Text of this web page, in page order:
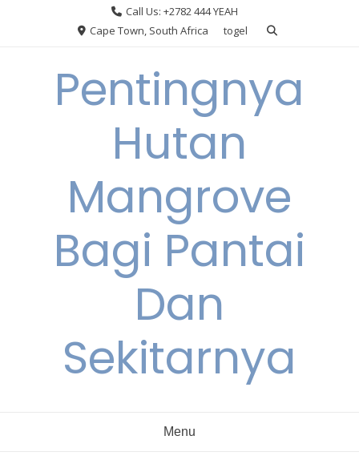
Call Us: +2782 444 YEAH
Cape Town, South Africa
togel
Pentingnya
Hutan
Mangrove
Bagi Pantai
Dan
Sekitarnya
Menu